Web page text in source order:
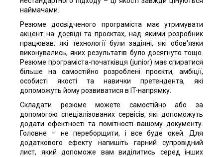
наймачами.
Резюме досвідченого програміста має утримувати
акцент на досвіді та проєктах, над якими розробник
працював: які технології були задіяні, які обов'язки
виконувались, яких результатів було досягнуто тощо.
Резюме програміста-початківця (junior) має спиратися
більше на самостійно розроблені проєкти, амбіції,
особисті якості та навички претендента, які
допоможуть йому розвиватися в IT-напрямку.
Складати резюме можете самостійно або за
допомогою спеціалізованих сервісів, які допоможуть
додати ефектності та помітності вашому документу.
Головне – не переборщити, і все буде окей. Для
додаткового ефекту напишіть гарний супровідний
лист, який допоможе вам виділитись серед інших